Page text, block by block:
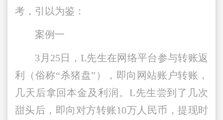
考，引以为鉴：
案例一
3月25日，L先生在网络平台参与转账返
利（俗称“杀猪盘”），即向网站账户转账，
几天后拿回本金及利润。L先生尝到了几次
甜头后，即向对方转账10万人民币，提现时